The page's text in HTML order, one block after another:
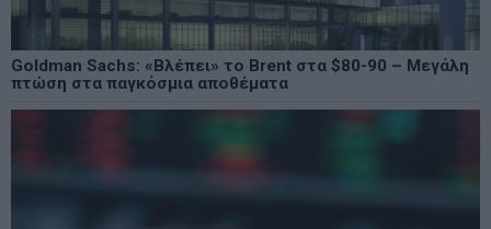
Goldman Sachs: «Βλέπει» το Brent στα $80-90 – Μεγάλη
πτώση στα παγκόσμια αποθέματα